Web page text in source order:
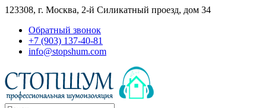
123308, г. Москва, 2-й Силикатный проезд, дом 34
Обратный звонок
+7 (903) 137-40-81
info@stopshum.com